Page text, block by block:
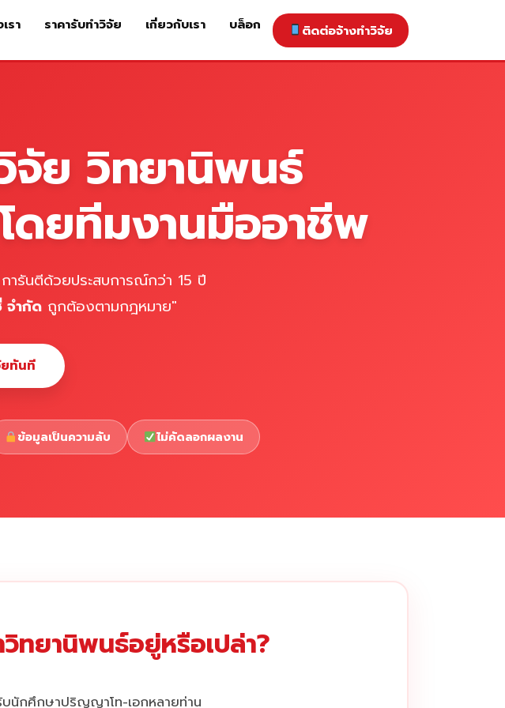
ก บริการของเรา ราคารับทำวิจัย ติดต่อจ้างทำวิจัย เกี่ยวกับเรา
รา ราคารับทำวิจัย เกี่ยวกับเรา บล็อก ติดต่อจ้างทำวิจัย
จัย วิทยานิพนธ์
ยทีมงานมืออาชีพ
ารันตีด้วยประสบการณ์กว่า 15 ปี
จำกัดถูกต้องตามกฎหมาย"
ทันที
ข้อมูลเป็นความลับ ไม่คัดลอกผลงาน
ทยานิพนธ์อยู่หรือเปล่า?
บนักศึกษาปริญญาโท-เอกหลายท่าน